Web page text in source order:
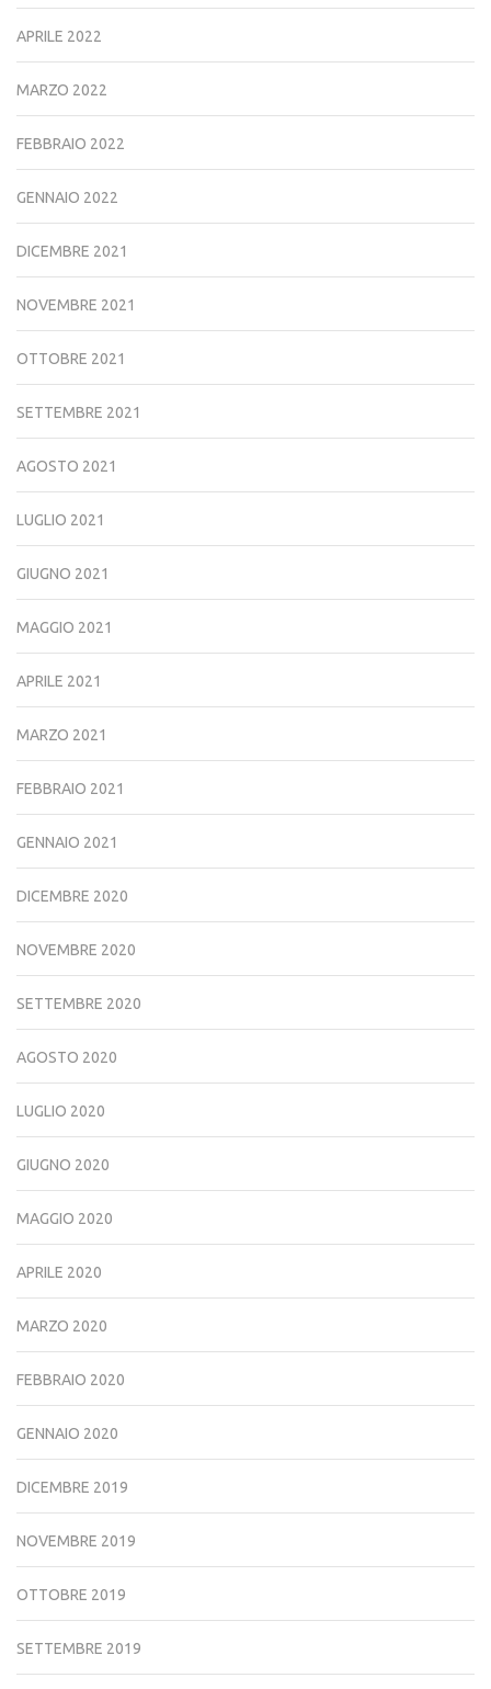
APRILE 2022
MARZO 2022
FEBBRAIO 2022
GENNAIO 2022
DICEMBRE 2021
NOVEMBRE 2021
OTTOBRE 2021
SETTEMBRE 2021
AGOSTO 2021
LUGLIO 2021
GIUGNO 2021
MAGGIO 2021
APRILE 2021
MARZO 2021
FEBBRAIO 2021
GENNAIO 2021
DICEMBRE 2020
NOVEMBRE 2020
SETTEMBRE 2020
AGOSTO 2020
LUGLIO 2020
GIUGNO 2020
MAGGIO 2020
APRILE 2020
MARZO 2020
FEBBRAIO 2020
GENNAIO 2020
DICEMBRE 2019
NOVEMBRE 2019
OTTOBRE 2019
SETTEMBRE 2019